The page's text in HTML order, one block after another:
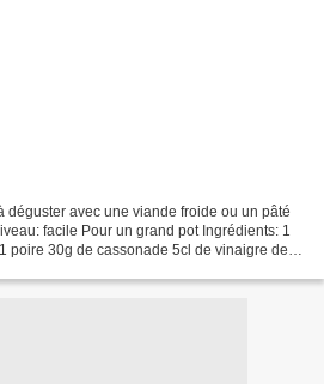
déguster avec une viande froide ou un pâté
facile Pour un grand pot Ingrédients: 1
poire 30g de cassonade 5cl de vinaigre de